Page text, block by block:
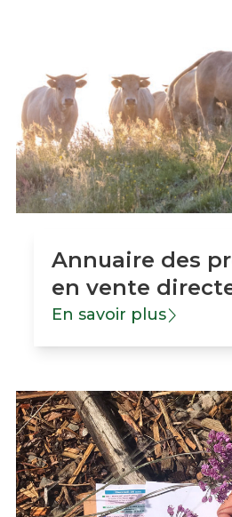
Annuaire des
en vente
En savoir plus